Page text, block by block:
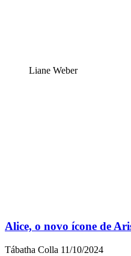
Liane Weber
Alice, o novo ícone de
Tábatha Colla 11/10/2024